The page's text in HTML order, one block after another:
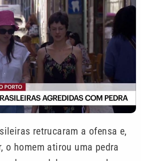
retrucaram a ofensa e,
o homem atirou uma pedra